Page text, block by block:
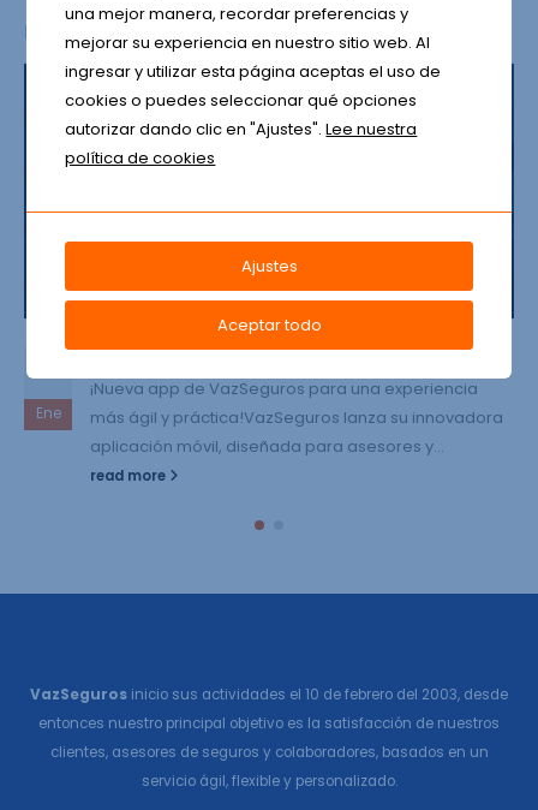
RELATED POSTS
22
Ene
Nueva App de VazSeguros
¡Nueva app de VazSeguros para una experiencia
más ágil y práctica!VazSeguros lanza su innovadora
aplicación móvil, diseñada para asesores y...
read more
VazSeguros inicio sus actividades el 10 de febrero del 2003, desde
entonces nuestro principal objetivo es la satisfacción de nuestros
clientes, asesores de seguros y colaboradores, basados en un
servicio ágil, flexible y personalizado.
una mejor manera, recordar preferencias y
mejorar su experiencia en nuestro sitio web. Al
ingresar y utilizar esta página aceptas el uso de
cookies o puedes seleccionar qué opciones
autorizar dando clic en "Ajustes".Lee nuestra
política de cookies
Ajustes
Aceptar todo